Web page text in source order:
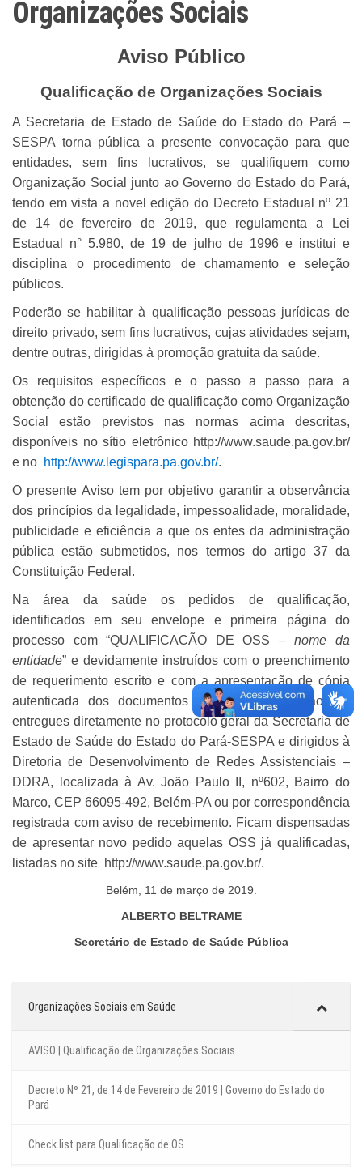
Organizações Sociais
Aviso Público
Qualificação de Organizações Sociais
A Secretaria de Estado de Saúde do Estado do Pará –
SESPA torna pública a presente convocação para que
entidades, sem fins lucrativos, se qualifiquem como
Organização Social junto ao Governo do Estado do Pará,
tendo em vista a novel edição do Decreto Estadual nº 21
de 14 de fevereiro de 2019, que regulamenta a Lei
Estadual n° 5.980, de 19 de julho de 1996 e institui e
disciplina o procedimento de chamamento e seleção
públicos.
Poderão se habilitar à qualificação pessoas jurídicas de
direito privado, sem fins lucrativos, cujas atividades sejam,
dentre outras, dirigidas à promoção gratuita da saúde.
Os requisitos específicos e o passo a passo para a
obtenção do certificado de qualificação como Organização
Social estão previstos nas normas acima descritas,
disponíveis no sítio eletrônico http://www.saude.pa.gov.br/
e no http://www.legispara.pa.gov.br/.
O presente Aviso tem por objetivo garantir a observância
dos princípios da legalidade, impessoalidade, moralidade,
publicidade e eficiência a que os entes da administração
pública estão submetidos, nos termos do artigo 37 da
Constituição Federal.
Na área da saúde os pedidos de qualificação,
identificados em seu envelope e primeira página do
processo com “QUALIFICACÃO DE OSS –nome da
entidade” e devidamente instruídos com o preenchimento
de requerimento escrito e com a apresentação de cópia
autenticada dos documentos obrigatórios, deverão ser
entregues diretamente no protocolo geral da Secretaria de
Estado de Saúde do Estado do Pará-SESPA e dirigidos à
Diretoria de Desenvolvimento de Redes Assistenciais –
DDRA, localizada à Av. João Paulo II, nº602, Bairro do
Marco, CEP 66095-492, Belém-PA ou por correspondência
registrada com aviso de recebimento. Ficam dispensadas
de apresentar novo pedido aquelas OSS já qualificadas,
listadas no site http://www.saude.pa.gov.br/.
Belém, 11 de março de 2019.
ALBERTO BELTRAME
Secretário de Estado de Saúde Pública
Organizações Sociais em Saúde
AVISO | Qualificação de Organizações Sociais
Decreto Nº 21, de 14 de Fevereiro de 2019 | Governo do Estado do
Pará
Check list para Qualificação de OS